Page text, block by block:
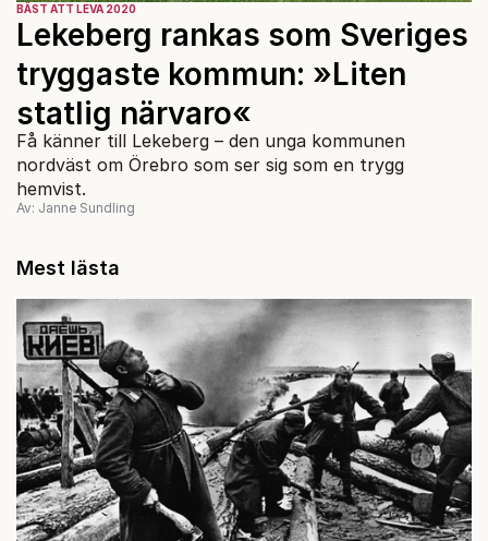
BÄST ATT LEVA 2020
Lekeberg rankas som Sveriges
tryggaste kommun: »Liten
statlig närvaro«
Få känner till Lekeberg – den unga kommunen
nordväst om Örebro som ser sig som en trygg
hemvist.
Av: Janne Sundling
Mest lästa